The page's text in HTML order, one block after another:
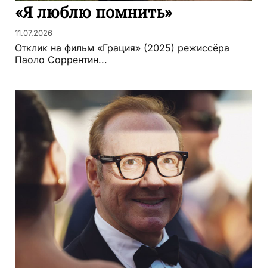
«Я люблю помнить»
11.07.2026
Отклик на фильм «Грация» (2025) режиссёра
Паоло Соррентин...